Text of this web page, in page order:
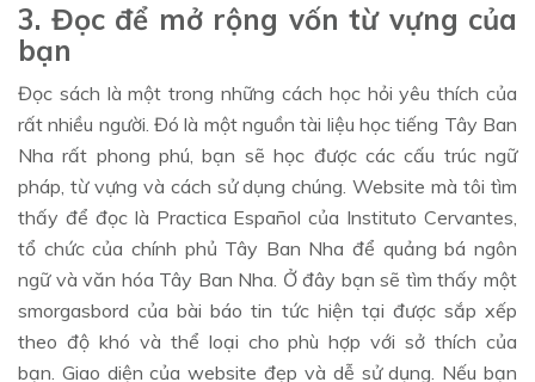
3. Đọc để mở rộng vốn từ vựng của
bạn
Đọc sách là một trong những cách học hỏi yêu thích của
rất nhiều người. Đó là một nguồn tài liệu học tiếng Tây Ban
Nha rất phong phú, bạn sẽ học được các cấu trúc ngữ
pháp, từ vựng và cách sử dụng chúng. Website mà tôi tìm
thấy để đọc là Practica Español của Instituto Cervantes,
tổ chức của chính phủ Tây Ban Nha để quảng bá ngôn
ngữ và văn hóa Tây Ban Nha. Ở đây bạn sẽ tìm thấy một
smorgasbord của bài báo tin tức hiện tại được sắp xếp
theo độ khó và thể loại cho phù hợp với sở thích của
bạn. Giao diện của website đẹp và dễ sử dụng. Nếu bạn